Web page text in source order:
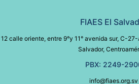
FIAES El
12 calle oriente, entre 9°y 11° avenida sur, C-
Salvador,
PBX: 2249-
info@fiaes.org.sv